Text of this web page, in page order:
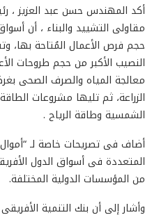
أكد المهندس حسن عبد العزيز ،
مقاولى التشييد والبناء ، أن
حجم فرص الأعمال المُتاحة
النصيب الأكبر من حجم طروحات
معالجة المياه والصرف الصحى
الزراعة، ثم تليها مشروعات
الشمسية وطاقة الرياح .
أضاف فى تصريحات خاصة لـ
المتعددة فى أسواق الدول
من المؤسسات الدولية المختلفة.